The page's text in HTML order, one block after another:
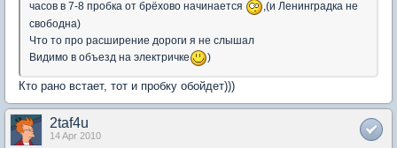
часов в 7-8 пробка от брёхово начинается
,(и Ленинградка не
свободна)
Что то про расширение дороги я не слышал
Видимо в объезд на электричке
)
Кто рано встает, тот и пробку обойдет)))
2taf4u
14 Apr 2010